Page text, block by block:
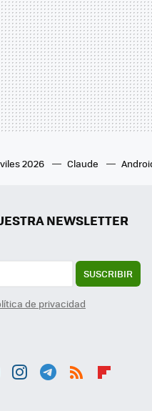
2026 Claude
NEWSLETTER
SUSCRIBIR
de privacidad